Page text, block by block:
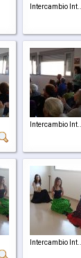
Intercambio Int...
Intercambio Int...
Intercambio Int...